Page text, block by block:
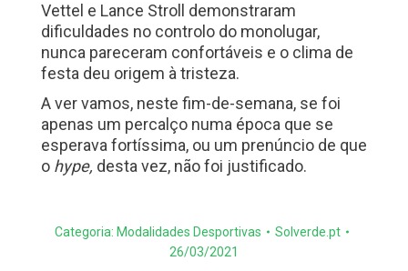
Vettel e Lance Stroll demonstraram
dificuldades no controlo do monolugar,
nunca pareceram confortáveis e o clima de
festa deu origem à tristeza.
A ver vamos, neste fim-de-semana, se foi
apenas um percalço numa época que se
esperava fortíssima, ou um prenúncio de que
o hype, desta vez, não foi justificado.
Categoria: Modalidades Desportivas
Solverde.pt
26/03/2021